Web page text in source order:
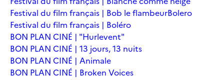
Festival du film français | Bob le flambeurBolero
Festival du film français | Boléro
BON PLAN CINÉ | "Hurlevent"
BON PLAN CINÉ | 13 jours, 13 nuits
BON PLAN CINÉ | Animale
BON PLAN CINÉ | Broken Voices